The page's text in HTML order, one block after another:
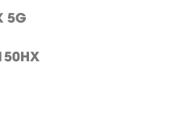
5G